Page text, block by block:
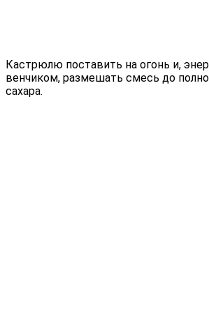
Кастрюлю поставить на огонь и,
венчиком, размешать смесь до
сахара.